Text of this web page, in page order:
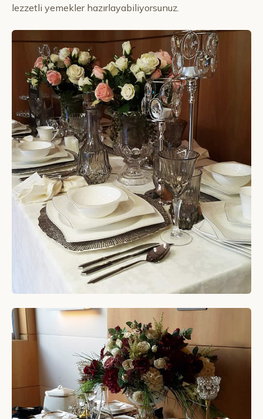
lezzetli yemekler hazırlayabiliyorsunuz.